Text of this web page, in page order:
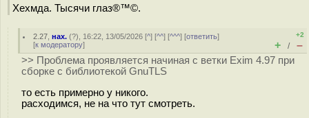
Хехмда. Тысячи глаз®™©.
2.27 ,нах. (?), 16:22, 13/05/2026 [^] [^^] [^^^] [ответить]
[к модератору]
+2
+ / –
>> Проблема проявляется начиная с ветки Exim 4.97 при
сборке с библиотекой GnuTLS
то есть примерно у никого.
расходимся, не на что тут смотреть.